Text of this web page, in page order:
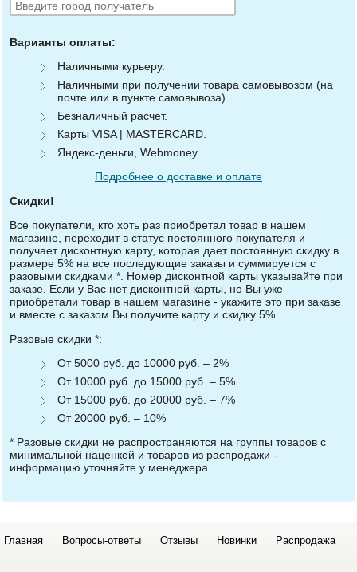
Варианты оплаты:
Наличными курьеру.
Наличными при получении товара самовывозом (на
почте или в пункте самовывоза).
Безналичный расчет.
Карты VISA | MASTERCARD.
Яндекс-деньги, Webmoney.
Подробнее о доставке и оплате
Скидки!
Все покупатели, кто хоть раз приобретал товар в нашем
магазине, переходит в статус постоянного покупателя и
получает дисконтную карту, которая дает постоянную скидку в
размере 5% на все последующие заказы и суммируется с
разовыми скидками *. Номер дисконтной карты указывайте при
заказе. Если у Вас нет дисконтной карты, но Вы уже
приобретали товар в нашем магазине - укажите это при заказе
и вместе с заказом Вы получите карту и скидку 5%.
Разовые скидки *:
От 5000 руб. до 10000 руб. – 2%
От 10000 руб. до 15000 руб. – 5%
От 15000 руб. до 20000 руб. – 7%
От 20000 руб. – 10%
* Разовые скидки не распространяются на группы товаров с
минимальной наценкой и товаров из распродажи -
информацию уточняйте у менеджера.
Главная Вопросы-ответы Отзывы Новинки Распродажа